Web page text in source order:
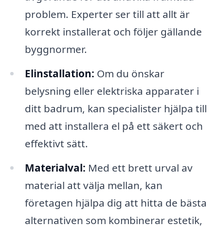
problem. Experter ser till att allt är
korrekt installerat och följer gällande
byggnormer.
Elinstallation: Om du önskar
belysning eller elektriska apparater i
ditt badrum, kan specialister hjälpa till
med att installera el på ett säkert och
effektivt sätt.
Materialval: Med ett brett urval av
material att välja mellan, kan
företagen hjälpa dig att hitta de bästa
alternativen som kombinerar estetik,